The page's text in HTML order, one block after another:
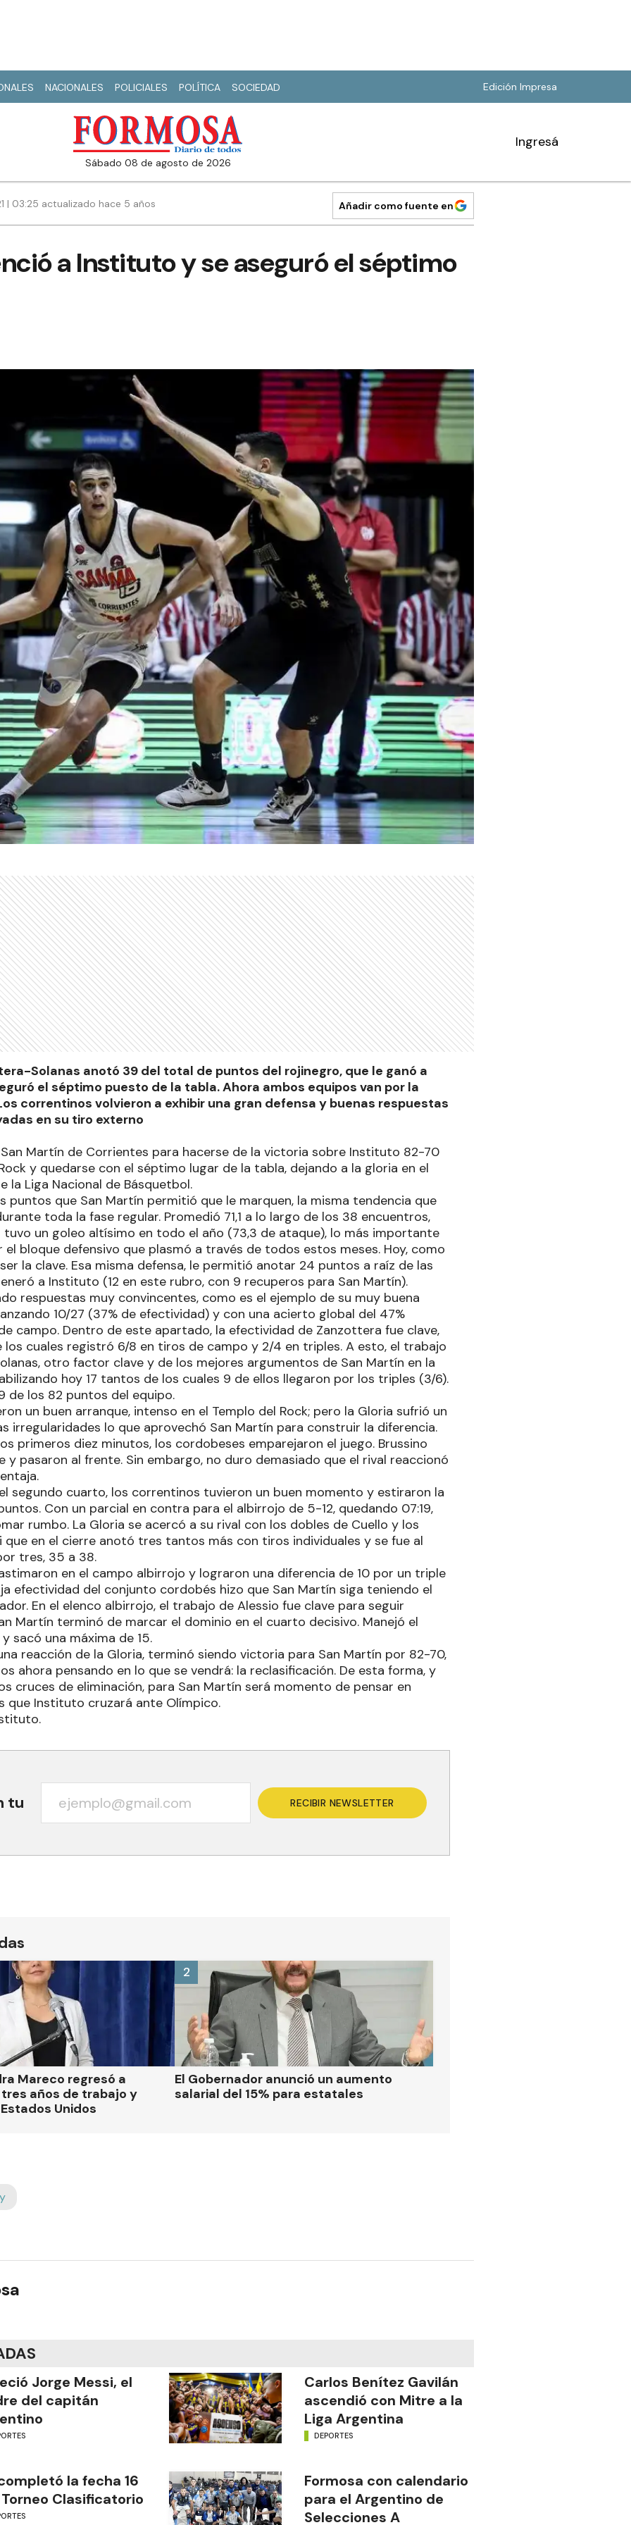
NACIONALES POLICIALES POLÍTICA SOCIEDAD Edición Impresa
sábado 08 de agosto de 2026
Ingresá
| 03:25 actualizado hace 5 años Añadir como fuente en
a Instituto y se aseguró el séptimo
Solanas anotó 39 del total de puntos del rojinegro, que le ganó a
el séptimo puesto de la tabla. Ahora ambos equipos van por la
correntinos volvieron a exhibir una gran defensa y buenas respuestas
en su tiro externo
Martín de Corrientes para hacerse de la victoria sobre Instituto 82-70
y quedarse con el séptimo lugar de la tabla, dejando a la gloria en el
la Liga Nacional de Básquetbol.
puntos que San Martín permitió que le marquen, la misma tendencia que
toda la fase regular. Promedió 71,1 a lo largo de los 38 encuentros,
tuvo un goleo altísimo en todo el año (73,3 de ataque), lo más importante
bloque defensivo que plasmó a través de todos estos meses. Hoy, como
la clave. Esa misma defensa, le permitió anotar 24 puntos a raíz de las
a Instituto (12 en este rubro, con 9 recuperos para San Martín).
respuestas muy convincentes, como es el ejemplo de su muy buena
10/27 (37% de efectividad) y con una acierto global del 47%
campo. Dentro de este apartado, la efectividad de Zanzottera fue clave,
los cuales registró 6/8 en tiros de campo y 2/4 en triples. A esto, el trabajo
otro factor clave y de los mejores argumentos de San Martín en la
hoy 17 tantos de los cuales 9 de ellos llegaron por los triples (3/6).
de los 82 puntos del equipo.
un buen arranque, intenso en el Templo del Rock; pero la Gloria sufrió un
irregularidades lo que aprovechó San Martín para construir la diferencia.
primeros diez minutos, los cordobeses emparejaron el juego. Brussino
y pasaron al frente. Sin embargo, no duro demasiado que el rival reaccionó
segundo cuarto, los correntinos tuvieron un buen momento y estiraron la
Con un parcial en contra para el albirrojo de 5-12, quedando 07:19,
rumbo. La Gloria se acercó a su rival con los dobles de Cuello y los
que en el cierre anotó tres tantos más con tiros individuales y se fue al
tres, 35 a 38.
en el campo albirrojo y lograron una diferencia de 10 por un triple
efectividad del conjunto cordobés hizo que San Martín siga teniendo el
En el elenco albirrojo, el trabajo de Alessio fue clave para seguir
Martín terminó de marcar el dominio en el cuarto decisivo. Manejó el
sacó una máxima de 15.
reacción de la Gloria, terminó siendo victoria para San Martín por 82-70,
ahora pensando en lo que se vendrá: la reclasificación. De esta forma, y
cruces de eliminación, para San Martín será momento de pensar en
que Instituto cruzará ante Olímpico.
tu RECIBIR NEWSLETTER
Mareco regresó a
años de trabajo y
Unidos
El Gobernador anunció un aumento
salarial del 15% para estatales
2
Jorge Messi, el
del capitán
Carlos Benítez Gavilán
ascendió con Mitre a la
Liga Argentina
DEPORTES
la fecha 16
Clasificatorio
Formosa con calendario
para el Argentino de
Selecciones A